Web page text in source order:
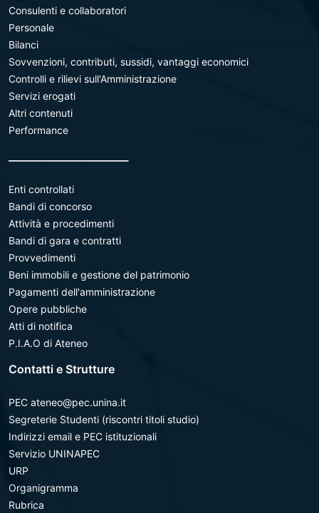
Consulenti e collaboratori
Personale
Bilanci
Sovvenzioni, contributi, sussidi, vantaggi economici
Controlli e rilievi sull'Amministrazione
Servizi erogati
Altri contenuti
Performance
Enti controllati
Bandi di concorso
Attività e procedimenti
Bandi di gara e contratti
Provvedimenti
Beni immobili e gestione del patrimonio
Pagamenti dell'amministrazione
Opere pubbliche
Atti di notifica
P.I.A.O di Ateneo
Contatti e Strutture
PEC ateneo@pec.unina.it
Segreterie Studenti (riscontri titoli studio)
Indirizzi email e PEC istituzionali
Servizio UNINAPEC
URP
Organigramma
Rubrica